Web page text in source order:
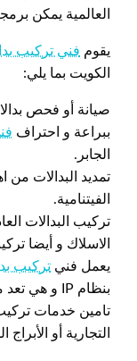
العالمية يمكن
يقوم فني تركيب
الكويت بما يلي:
صيانة أو فحص
ببراعة و احتراف
الجابر.
تمديد البدالات من
الفيتنامية.
تركيب البدالات
الاسلاك و أيضا
يعمل فني تركيب
بنظام IP و هي تعد من احدث الأنواع.
تامين خدمات
التجارية أو